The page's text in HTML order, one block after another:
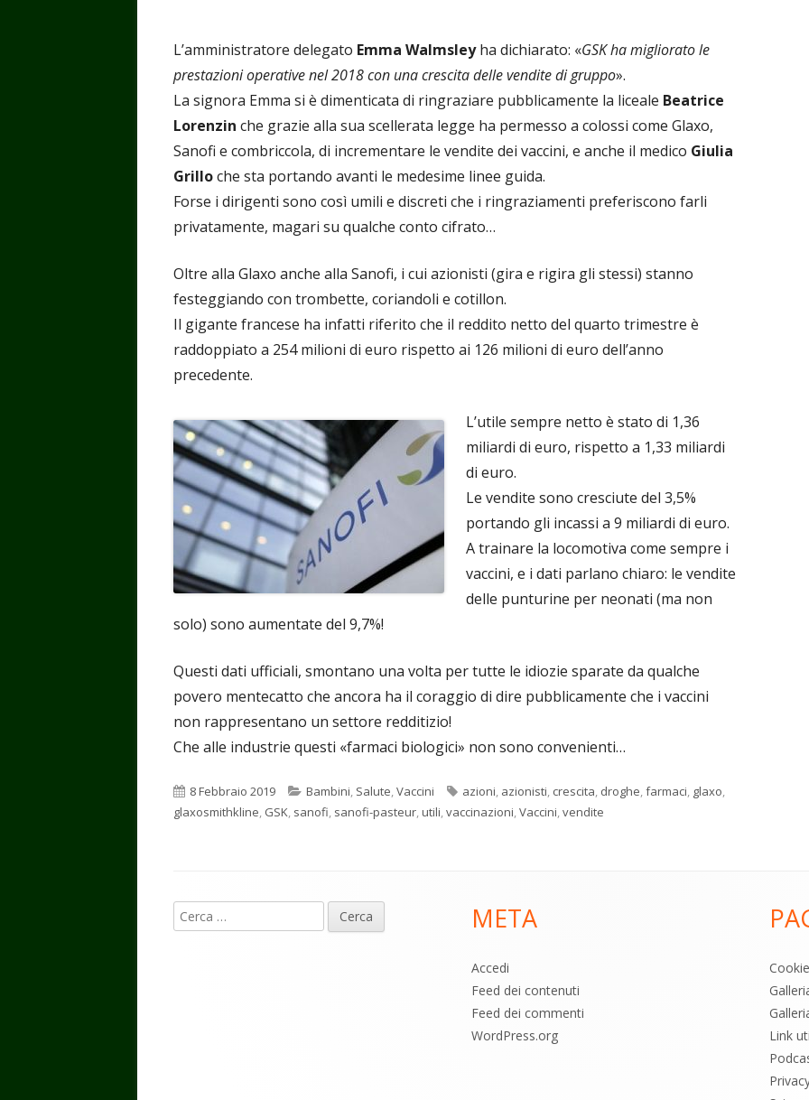
L’amministratore delegato Emma Walmsleyha dichiarato: «GSK ha migliorato le
prestazioni operative nel 2018 con una crescita delle vendite di gruppo».
La signora Emma si è dimenticata di ringraziare pubblicamente la liceale Beatrice
Lorenzin che grazie alla sua scellerata legge ha permesso a colossi come Glaxo,
Sanofi e combriccola, di incrementare le vendite dei vaccini, e anche il medico Giulia
Grilloche sta portando avanti le medesime linee guida.
Forse i dirigenti sono così umili e discreti che i ringraziamenti preferiscono farli
privatamente, magari su qualche conto cifrato…
Oltre alla Glaxo anche alla Sanofi, i cui azionisti (gira e rigira gli stessi) stanno
festeggiando con trombette, coriandoli e cotillon.
Il gigante francese ha infatti riferito che il reddito netto del quarto trimestre è
raddoppiato a 254 milioni di euro rispetto ai 126 milioni di euro dell’anno
precedente.
L’utile sempre netto è stato di 1,36
miliardi di euro, rispetto a 1,33 miliardi
di euro.
Le vendite sono cresciute del 3,5%
portando gli incassi a 9 miliardi di euro.
A trainare la locomotiva come sempre i
vaccini, e i dati parlano chiaro: le vendite
delle punturine per neonati (ma non
solo) sono aumentate del 9,7%!
Questi dati ufficiali, smontano una volta per tutte le idiozie sparate da qualche
povero mentecatto che ancora ha il coraggio di dire pubblicamente che i vaccini
non rappresentano un settore redditizio!
Che alle industrie questi «farmaci biologici» non sono convenienti…
Pubblicato
8 Febbraio 2019 Categorie
Bambini Salute Vaccini Tag
azioni azionisti crescita droghe farmaci glaxo
glaxosmithkline GSK sanofi sanofi-pasteur utili vaccinazioni Vaccini vendite
piè
Ricerca
per:
META
Accedi
Feed dei contenuti
Feed dei commenti
WordPress.org
Link